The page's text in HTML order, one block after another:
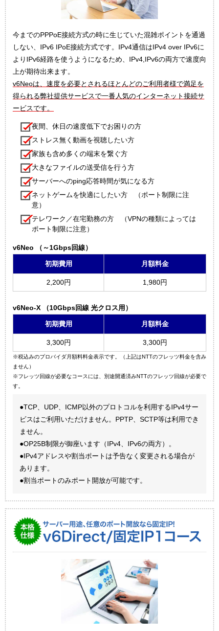
今までのPPPoE接続方式の時に生じていた混雑ポイントを通過
しない、IPv6 IPoE接続方式です。IPv4通信はIPv4 over IPv6に
よりIPv6経路を使うようになるため、IPv4,IPv6の両方で速度向
上が期待出来ます。
v6Neoは、速度を必要とされるほとんどのご利用者様で満足を
得られる弊社提供サービスで一番人気のインターネット接続サ
ービスです。
夜間、休日の速度低下でお困りの方
ストレス無く動画を視聴したい方
家族も含め多くの端末を繋ぐ方
大きなファイルの送受信を行う方
サーバーへのping応答時間が気になる方
ネットゲームを快適にしたい方 （ポート制限に注
意）
テレワーク／在宅勤務の方 （VPNの種類によっては
ポート制限に注意）
v6Neo （～1Gbps回線）
初期費用 月額料金
2,200円 1,980円
v6Neo-X （10Gbps回線 光クロス用）
初期費用 月額料金
3,300円 3,300円
※税込みのプロバイダ月額料料金表示です。（上記はNTTのフレッツ料金を含み
ません）
※フレッツ回線が必要なコースには、別途開通済みNTTのフレッツ回線が必要で
す。
●TCP、UDP、ICMP以外のプロトコルを利用するIPv4サー
ビスはご利用いただけません。PPTP、SCTP等は利用でき
ません。
●OP25B制限が御座います（IPv4、IPv6の両方）。
●IPv4アドレスや割当ポートは予告なく変更される場合が
あります。
●割当ポートのみポート開放が可能です。